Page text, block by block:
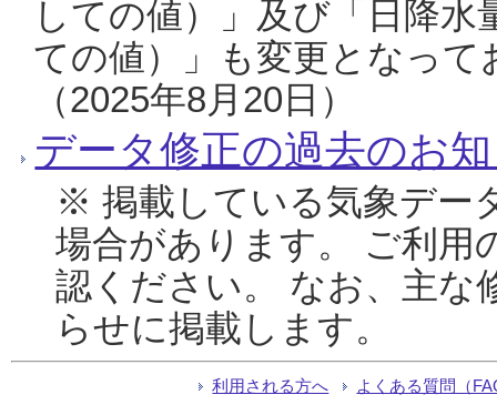
しての値）」及び「日降
ての値）」も変更となっ
（2025年8月20日）
データ修正の過去のお
※ 掲載している気象デー
場合があります。 ご利用
認ください。 なお、主な
らせに掲載します。
利用される方へ よくある質問（